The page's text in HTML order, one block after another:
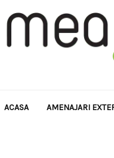
ACASA AMENAJARI